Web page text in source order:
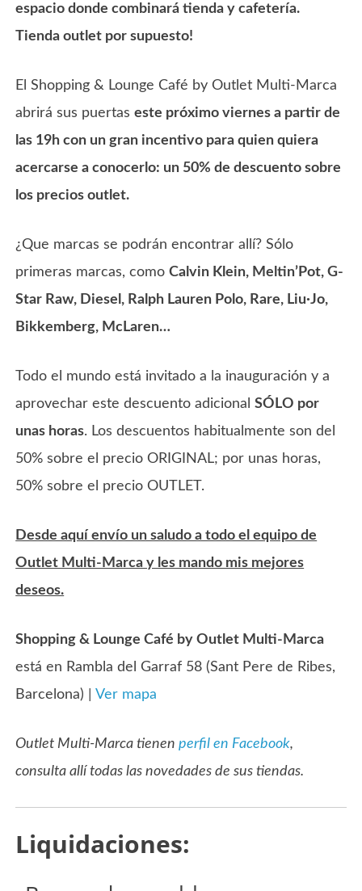
espacio donde combinará tienda y cafetería.
Tienda outlet por supuesto!
El Shopping & Lounge Café by Outlet Multi-Marca
abrirá sus puertaseste próximo viernes a partir de
las 19h con un gran incentivo para quien quiera
acercarse a conocerlo: un 50% de descuento sobre
los precios outlet.
¿Que marcas se podrán encontrar allí? Sólo
primeras marcas, comoCalvin Klein, Meltin’Pot, G-
Star Raw, Diesel, Ralph Lauren Polo, Rare, Liu·Jo,
Bikkemberg, McLaren…
Todo el mundo está invitado a la inauguración y a
aprovechar este descuento adicionalSÓLO por
unas horas. Los descuentos habitualmente son del
50% sobre el precio ORIGINAL; por unas horas,
50% sobre el precio OUTLET.
Desde aquí envío un saludo a todo el equipo de
Outlet Multi-Marca y les mando mis mejores
deseos.
Shopping & Lounge Café by Outlet Multi-Marca
está en Rambla del Garraf 58 (Sant Pere de Ribes,
Barcelona) |Ver mapa
Outlet Multi-Marca tienenperfil en Facebook,
consulta allí todas las novedades de sus tiendas.
Liquidaciones: